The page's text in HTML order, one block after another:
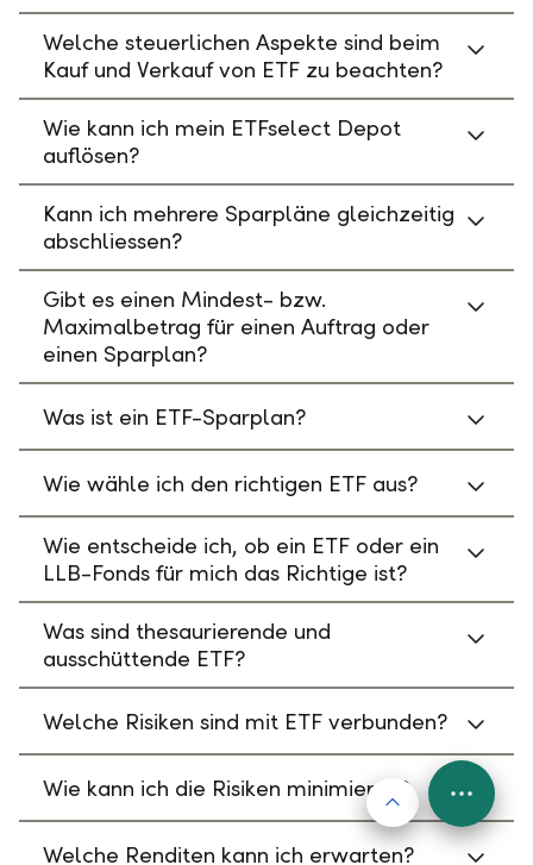
Welche steuerlichen Aspekte sind beim
Kauf und Verkauf von ETF zu beachten?
Wie kann ich mein ETFselect Depot
auflösen?
Kann ich mehrere Sparpläne gleichzeitig
abschliessen?
Gibt es einen Mindest- bzw.
Maximalbetrag für einen Auftrag oder
einen Sparplan?
Was ist ein ETF-Sparplan?
Wie wähle ich den richtigen ETF aus?
Wie entscheide ich, ob ein ETF oder ein
LLB-Fonds für mich das Richtige ist?
Was sind thesaurierende und
ausschüttende ETF?
Welche Risiken sind mit ETF verbunden?
Wie kann ich die Risiken minimieren?
Welche Renditen kann ich erwarten?
Nach oben
FAB
Menu